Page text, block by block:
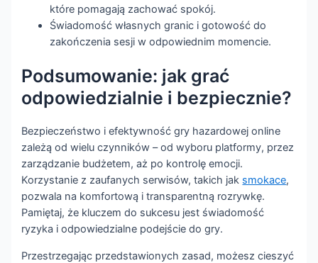
które pomagają zachować spokój.
Świadomość własnych granic i gotowość do
zakończenia sesji w odpowiednim momencie.
Podsumowanie: jak grać
odpowiedzialnie i bezpiecznie?
Bezpieczeństwo i efektywność gry hazardowej online
zależą od wielu czynników – od wyboru platformy, przez
zarządzanie budżetem, aż po kontrolę emocji.
Korzystanie z zaufanych serwisów, takich jak smokace,
pozwala na komfortową i transparentną rozrywkę.
Pamiętaj, że kluczem do sukcesu jest świadomość
ryzyka i odpowiedzialne podejście do gry.
Przestrzegając przedstawionych zasad, możesz cieszyć